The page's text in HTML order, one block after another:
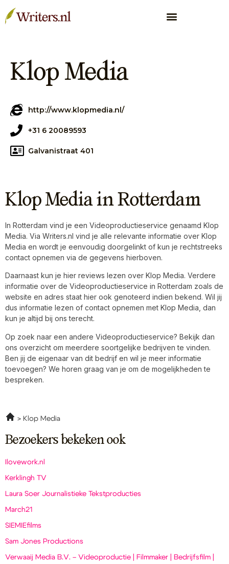
Klop Media
http://www.klopmedia.nl/
+31 6 20089593
Galvanistraat 401
Klop Media in Rotterdam
In Rotterdam vind je een Videoproductieservice genaamd Klop
Media. Via Writers.nl vind je alle relevante informatie over Klop
Media en wordt je eenvoudig doorgelinkt of kun je rechtstreeks
contact opnemen via de gegevens hierboven.
Daarnaast kun je hier reviews lezen over Klop Media. Verdere
informatie over de Videoproductieservice in Rotterdam zoals de
website en adres staat hier ook genoteerd indien bekend. Wil jij
dus informatie lezen of contact opnemen met Klop Media, dan
kun je altijd bij ons terecht.
Op zoek naar een andere Videoproductieservice? Bekijk dan
ons overzicht om meerdere soortgelijke bedrijven te vinden.
Ben jij de eigenaar van dit bedrijf en wil je meer informatie
toevoegen? We horen graag van je om de mogelijkheden te
bespreken.
Klop Media
Bezoekers bekeken ook
Ilovework.nl
Kerklingh TV
Laura Soer Journalistieke Tekstproducties
March21
SIEMIEfilms
Sam Jones Productions
Verwaaij Media B.V. – Videoproductie | Filmmaker | Bedrijfsfilm |